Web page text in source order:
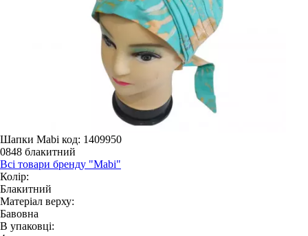
Шапки Mabi код: 1409950
0848 блакитний
Всі товари бренду "Mabi"
Колір:
Блакитний
Матеріал верху:
Бавовна
В упаковці: